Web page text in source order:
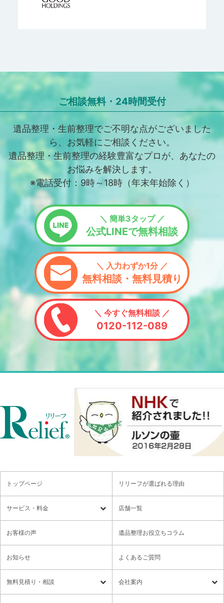
ご相談無料・24時間受付
遺品整理・生前整理でご不明な点がございました
ら、お気軽にご相談ください。
遺品整理・生前整理の経験豊富なプロが、あなたの
お悩みを解決します。
※電話受付：9時～18時（年末年始除く）
＼ 簡単3タップ ／
公式LINEで無料相談
＼ 入力わずか1分 ／
無料相談・無料見積り
＼ 今すぐ無料相談 ／
0120-112-089
トップページ リリーフが選ばれる理由
サービス・料金
遺品整理 残置物撤去
特殊清掃・孤独死 ゴミ屋敷・モノ屋敷
各種セミナーのご案内 領収書の発行方法
店舗一覧
お客様の声 遺品整理お役立ちコラム
お知らせ よくあるご質問
無料⾒積り・相談 会社案内